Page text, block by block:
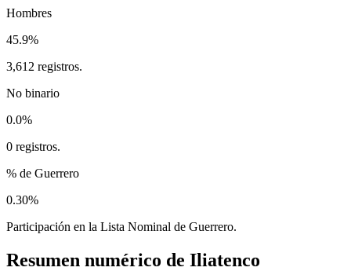
Hombres
45.9%
3,612 registros.
No binario
0.0%
0 registros.
% de Guerrero
0.30%
Participación en la Lista Nominal de Guerrero.
Resumen numérico de Iliatenco